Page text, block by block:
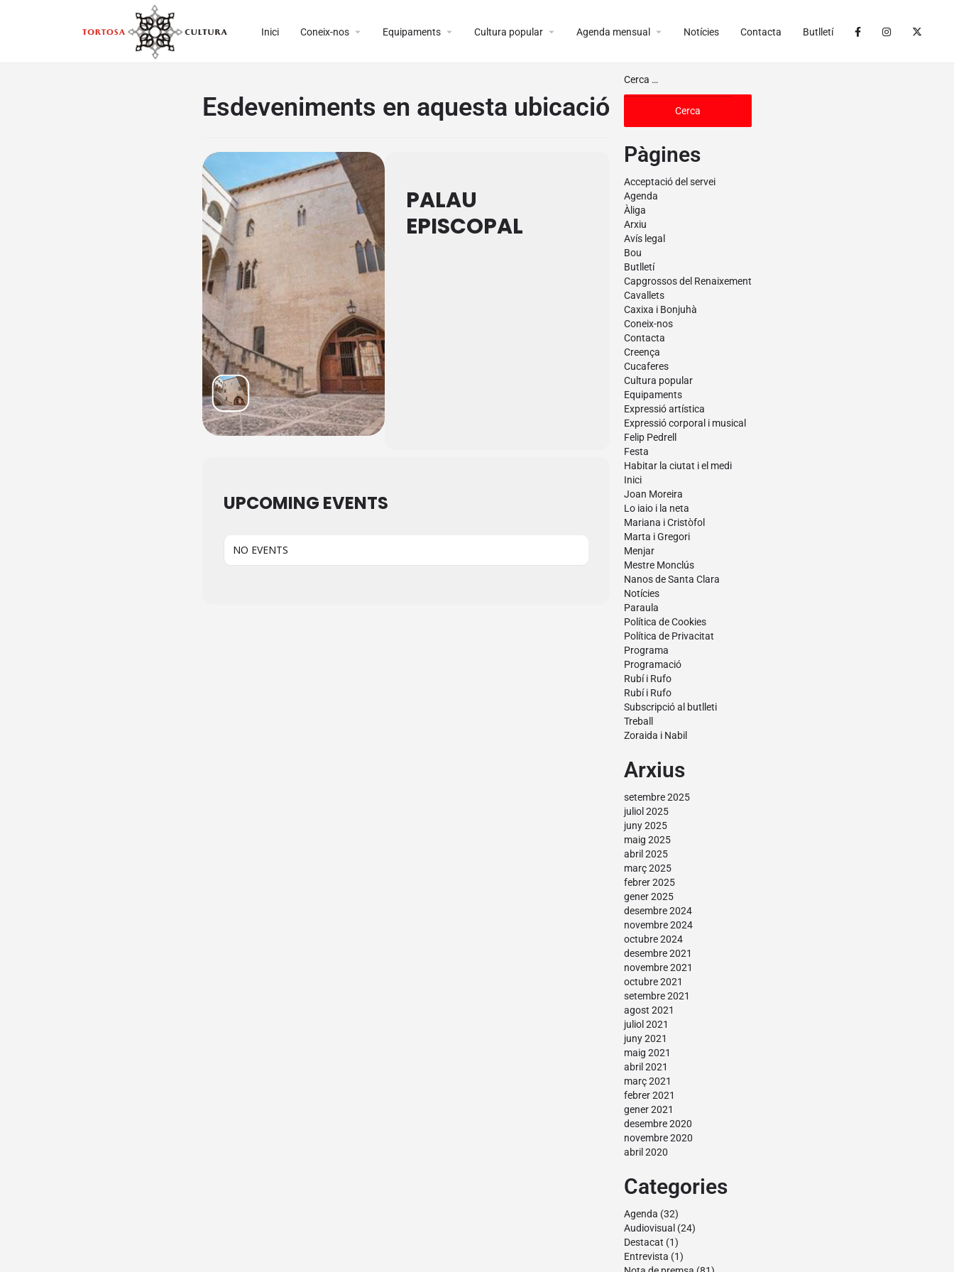
Inici Coneix-nos arrow_drop_down Equipaments arrow_drop_down Cultura popular arrow_drop_down Agenda mensual arrow_drop_down Notícies Contacta Butlletí
Esdeveniments en aquesta ubicació
PALAU
EPISCOPAL
UPCOMING EVENTS
NO EVENTS
Pàgines
Acceptació del servei
Agenda
Àliga
Arxiu
Avís legal
Bou
Butlletí
Capgrossos del Renaixement
Cavallets
Caxixa i Bonjuhà
Coneix-nos
Contacta
Creença
Cucaferes
Cultura popular
Equipaments
Expressió artística
Expressió corporal i musical
Felip Pedrell
Festa
Habitar la ciutat i el medi
Inici
Joan Moreira
Lo iaio i la neta
Mariana i Cristòfol
Marta i Gregori
Menjar
Mestre Monclús
Nanos de Santa Clara
Notícies
Paraula
Política de Cookies
Política de Privacitat
Programa
Programació
Rubí i Rufo
Rubí i Rufo
Subscripció al butlleti
Treball
Zoraida i Nabil
Arxius
setembre 2025
juliol 2025
juny 2025
maig 2025
abril 2025
març 2025
febrer 2025
gener 2025
desembre 2024
novembre 2024
octubre 2024
desembre 2021
novembre 2021
octubre 2021
setembre 2021
agost 2021
juliol 2021
juny 2021
maig 2021
abril 2021
març 2021
febrer 2021
gener 2021
desembre 2020
novembre 2020
abril 2020
Categories
Agenda (32)
Audiovisual (24)
Destacat (1)
Entrevista (1)